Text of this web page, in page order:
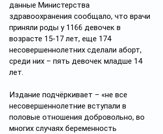
данные Министерства
здравоохранения сообщало, что врачи
приняли роды у 1166 девочек в
возрасте 15-17 лет, еще 174
несовершеннолетних сделали аборт,
среди них – пять девочек младше 14
лет.
Издание подчёркивает – «не все
несовершеннолетние вступали в
половые отношения добровольно, во
многих случаях беременность